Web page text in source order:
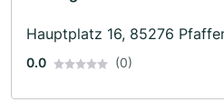
Hauptplatz 16, 85276
0.0 (0)